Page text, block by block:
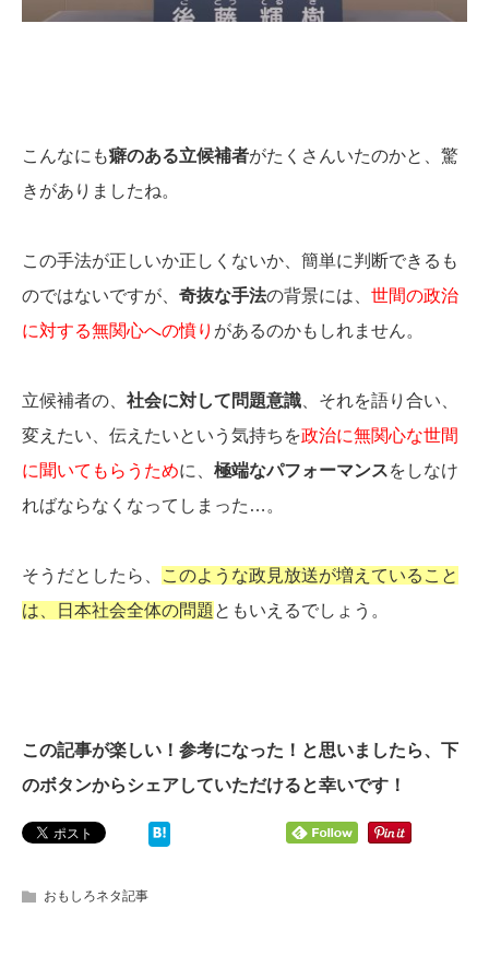
こんなにも癖のある立候補者がたくさんいたのかと、驚
きがありましたね。
この手法が正しいか正しくないか、簡単に判断できるも
のではないですが、 奇抜な手法の背景には、 世間の政治
に対する無関心への憤り があるのかもしれません。
立候補者の、 社会に対して問題意識 、それを語り合い、
変えたい、伝えたいという気持ちを政治に無関心な世間
に聞いてもらうために、 極端なパフォーマンスをしなけ
ればならなくなってしまった…。
そうだとしたら、
このような政見放送が増えていること
は、日本社会全体の問題 ともいえるでしょう。
この記事が楽しい！参考になった！と思いましたら、下
のボタンからシェアしていただけると幸いです！
おもしろネタ記事